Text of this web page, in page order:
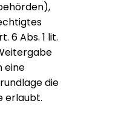
6 Abs. 1 lit.
eine
die
erlaubt.